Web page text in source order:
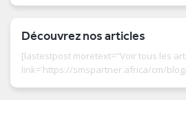
Découvrez nos articles
[lastestpost moretext="Voir tous les
link='https://smspartner.africa/cm/